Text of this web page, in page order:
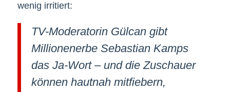
wenig irritiert:
TV-Moderatorin Gülcan gibt
Millionenerbe Sebastian Kamps
das Ja-Wort – und die Zuschauer
können hautnah mitfiebern,